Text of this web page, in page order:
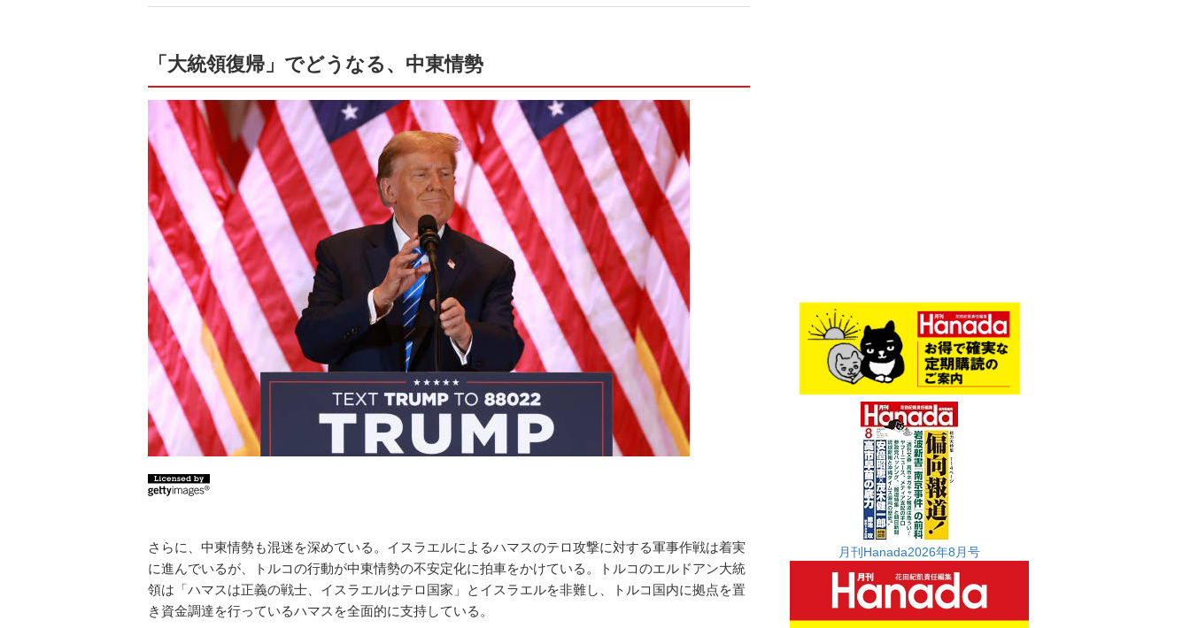
「大統領復帰」でどうなる、中東情勢
さらに、中東情勢も混迷を深めている。イスラエルによるハマスのテロ攻撃に対する軍事作戦は着実
に進んでいるが、トルコの行動が中東情勢の不安定化に拍車をかけている。トルコのエルドアン大統
領は「ハマスは正義の戦士、イスラエルはテロ国家」とイスラエルを非難し、トルコ国内に拠点を置
き資金調達を行っているハマスを全面的に支持している。
月刊Hanada2026年8月号